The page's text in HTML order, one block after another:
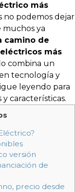
más
no podemos dejar
muchos ya
camino de
más
combina un
tecnología y
leyendo para
características.
versión
de
precio desde